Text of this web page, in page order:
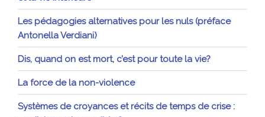
Les pédagogies alternatives pour les nuls (préface
Antonella Verdiani)
Dis, quand on est mort, c’est pour toute la vie?
La force de la non-violence
Systèmes de croyances et récits de temps de crise :